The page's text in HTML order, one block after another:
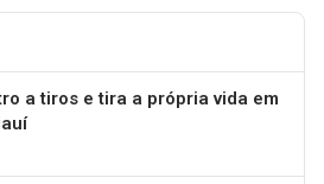
a tiros e tira a própria vida em